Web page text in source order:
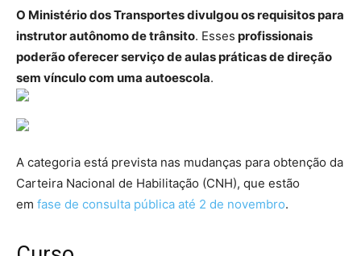
O Ministério dos Transportes divulgou os requisitos para
instrutor autônomo de trânsito. Esses profissionais
poderão oferecer serviço de aulas práticas de direção
sem vínculo com uma autoescola.
A categoria está prevista nas mudanças para obtenção da
Carteira Nacional de Habilitação (CNH), que estão
em fase de consulta pública até 2 de novembro.